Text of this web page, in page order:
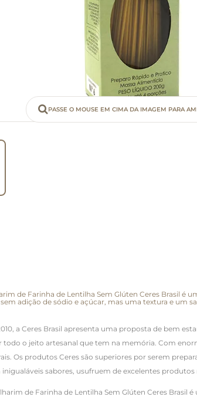
PASSE O MOUSE EM CIMA DA IMAGEM PARA
de Farinha de Lentilha Sem Glúten Ceres Brasil é
adição de sódio e açúcar, mas uma textura e um
a Ceres Brasil apresenta uma proposta de bem
todo o jeito artesanal que tem na memória. Com
Os produtos Ceres são superiores por serem
sabores, usufruem de excelentes produtos
de Farinha de Lentilha Sem Glúten Ceres